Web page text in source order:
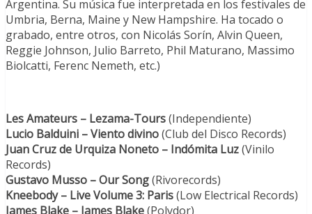
Argentina. Su música fue interpretada en los festivales de
Umbria, Berna, Maine y New Hampshire. Ha tocado o
grabado, entre otros, con Nicolás Sorín, Alvin Queen,
Reggie Johnson, Julio Barreto, Phil Maturano, Massimo
Biolcatti, Ferenc Nemeth, etc.)
Les Amateurs – Lezama-Tours(Independiente)
Lucio Balduini – Viento divino(Club del Disco Records)
Juan Cruz de Urquiza Noneto – Indómita Luz(Vinilo
Records)
Gustavo Musso – Our Song(Rivorecords)
Kneebody – Live Volume 3: Paris(Low Electrical Records)
James Blake – James Blake(Polydor)